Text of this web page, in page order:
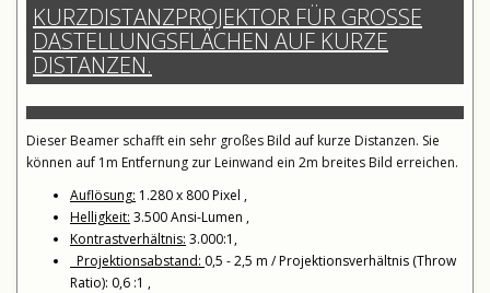
KURZDISTANZPROJEKTOR FÜR GROSSE D
ASTELLUNGSFLÄCHEN AUF KURZE D
ISTANZEN.
Dieser Beamer schafft ein sehr großes Bild auf kurze Distanzen. Sie
können auf 1m Entfernung zur Leinwand ein 2m breites Bild erreichen.
Auflösung: 1.280 x 800 Pixel ,
Helligkeit: 3.500 Ansi-Lumen ,
Kontrastverhältnis: 3.000:1,
Projektionsabstand: 0,5 - 2,5 m / Projektionsverhältnis (Throw
Ratio): 0,6 :1 ,